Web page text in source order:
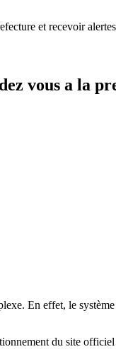
et recevoir alertes
vous a la
En effet, le
du site